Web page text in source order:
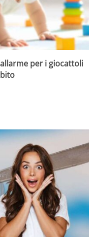
per i giocattoli